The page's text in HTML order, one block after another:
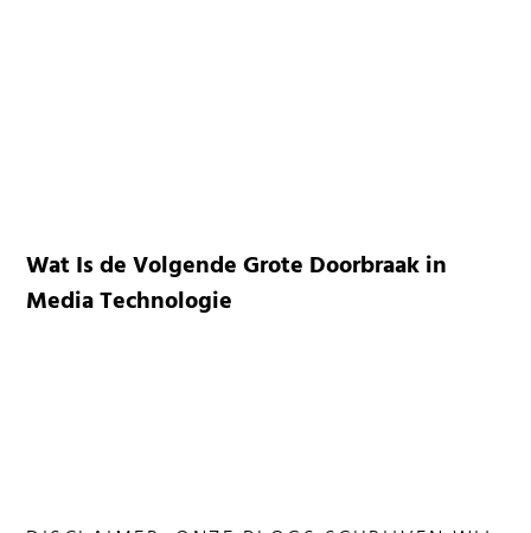
Wat Is de Volgende Grote Doorbraak in
Media Technologie